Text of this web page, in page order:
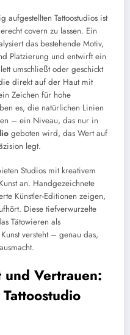
aufgestellten Tattoostudios ist
covern zu lassen. Ein
das bestehende Motiv,
Platzierung und entwirft ein
umschließt oder geschickt
direkt auf der Haut mit
Zeichen für hohe
es, die natürlichen Linien
– ein Niveau, das nur in
geboten wird, das Wert auf
legt.
Studios mit kreativem
an. Handgezeichnete
Künstler-Editionen zeigen,
Diese tiefverwurzelte
Tätowieren als
versteht – genau das,
Vertrauen: